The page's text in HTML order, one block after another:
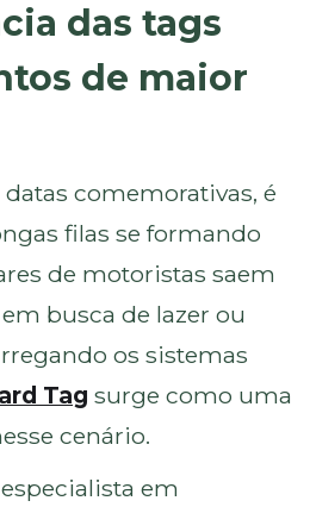
das tags
de maior
comemorativas, é
filas se formando
de motoristas saem
busca de lazer ou
os sistemas
Tag surge como uma
cenário.
especialista em